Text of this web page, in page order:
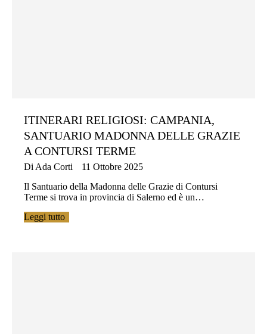
ITINERARI RELIGIOSI: CAMPANIA,
SANTUARIO MADONNA DELLE GRAZIE
A CONTURSI TERME
Di Ada Corti
11 Ottobre 2025
Il Santuario della Madonna delle Grazie di Contursi
Terme si trova in provincia di Salerno ed è un…
Leggi tutto